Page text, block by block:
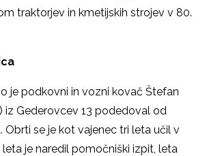
traktorjev in kmetijskih strojev v 80.
je podkovni in vozni kovač Štefan
iz Gederovcev 13 podedoval od
Obrti se je kot vajenec tri leta učil v
leta je naredil pomočniški izpit, leta